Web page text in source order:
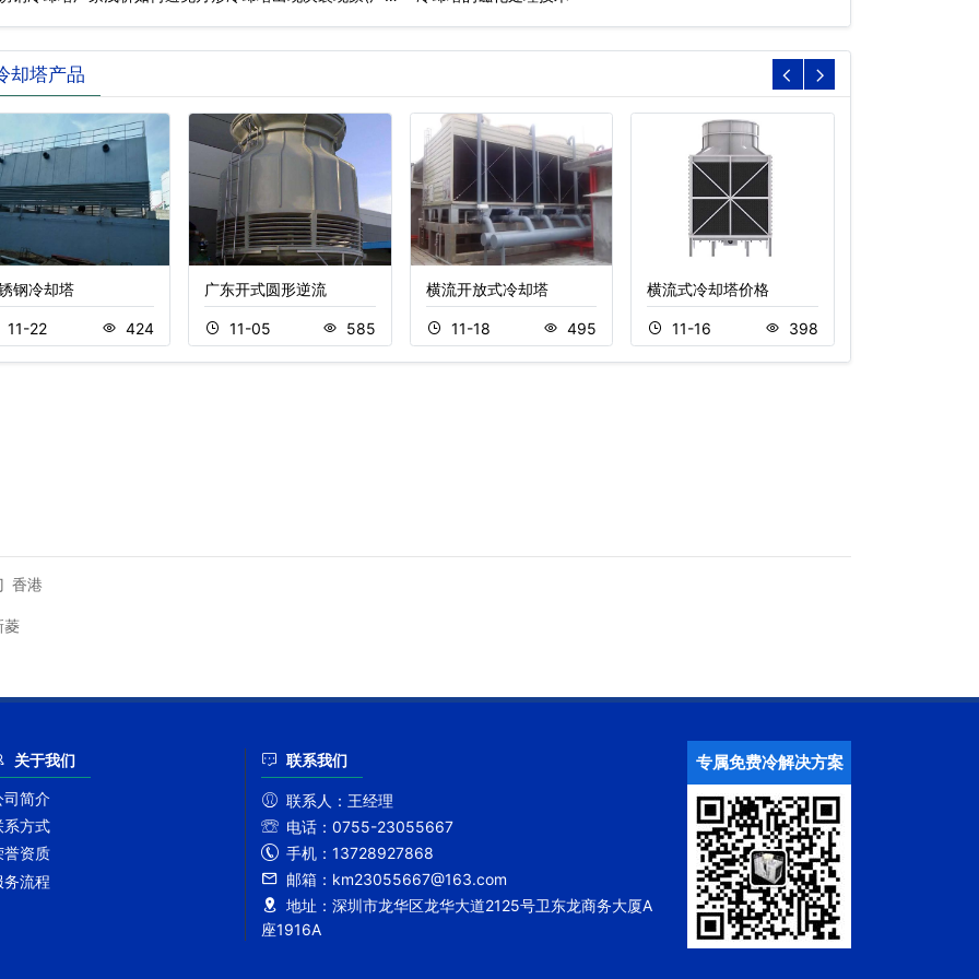
却塔产品
钢冷却塔
11-22 424
广东开式圆形逆流
11-05 585
横流开放式冷却塔
11-18 495
横流式冷却塔价格
11-16 398
香港
菱
关于我们
司简介
系方式
誉资质
务流程
联系我们
联系人： 王经理
电话： 0755-23055667
手机： 13728927868
邮箱： km23055667@163.com
地址： 深圳市龙华区龙华大道2125号卫东龙商务大厦A
座1916A
专属免费冷解决方案